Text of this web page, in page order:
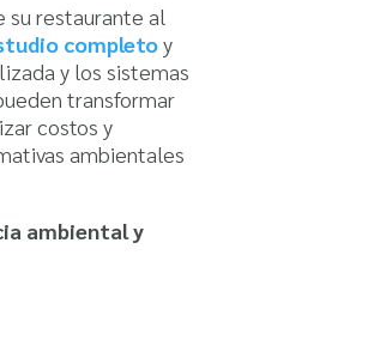
su restaurante al
completoy
y los sistemas
transformar
costos y
ambientales
ambiental y